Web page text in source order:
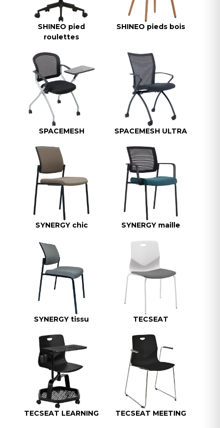
SHINEO pied
roulettes
SHINEO pieds bois
SPACEMESH SPACEMESH ULTRA
SYNERGY chic SYNERGY maille
SYNERGY tissu TECSEAT
TECSEAT LEARNING TECSEAT MEETING